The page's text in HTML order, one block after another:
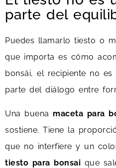
parte del
Puedes llamarlo tiesto o
que importa es cómo
bonsái, el recipiente no
parte del diálogo entre
Una buena maceta para
sostiene. Tiene la
que no interfiere y un
tiesto para bonsai que